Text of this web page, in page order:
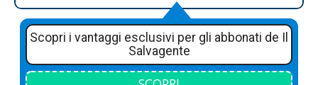
Scopri i vantaggi esclusivi per gli abbonati de Il
Salvagente